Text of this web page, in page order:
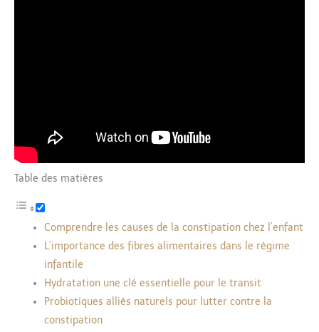
Table des matières
Comprendre les causes de la constipation chez l’enfant
L’importance des fibres alimentaires dans le régime
infantile
Hydratation une clé essentielle pour le transit
Probiotiques alliés naturels pour lutter contre la
constipation